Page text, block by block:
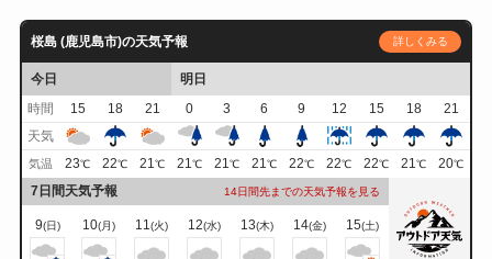
桜島 (鹿児島市)の天気予報 詳しくみる
今日
明日
時間
15 18 21 0 3 6 9 12 15 18
21
天気
気温 23℃ 22℃ 21℃ 21℃ 21℃ 21℃ 22℃ 22℃ 22℃ 21℃ 20℃
7日間天気予報 14日間先までの天気予報を見る
9(日) 10(月) 11(火) 12(水) 13(木) 14(金) 15(土)